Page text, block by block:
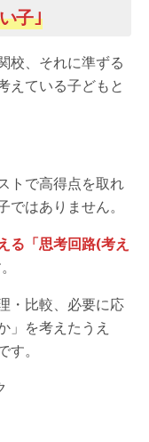
子｣
校、それに準ずる
えている子どもと
トで高得点を取れ
はありません。
る「思考回路(考え
・比較、必要に応
」を考えたうえ
。